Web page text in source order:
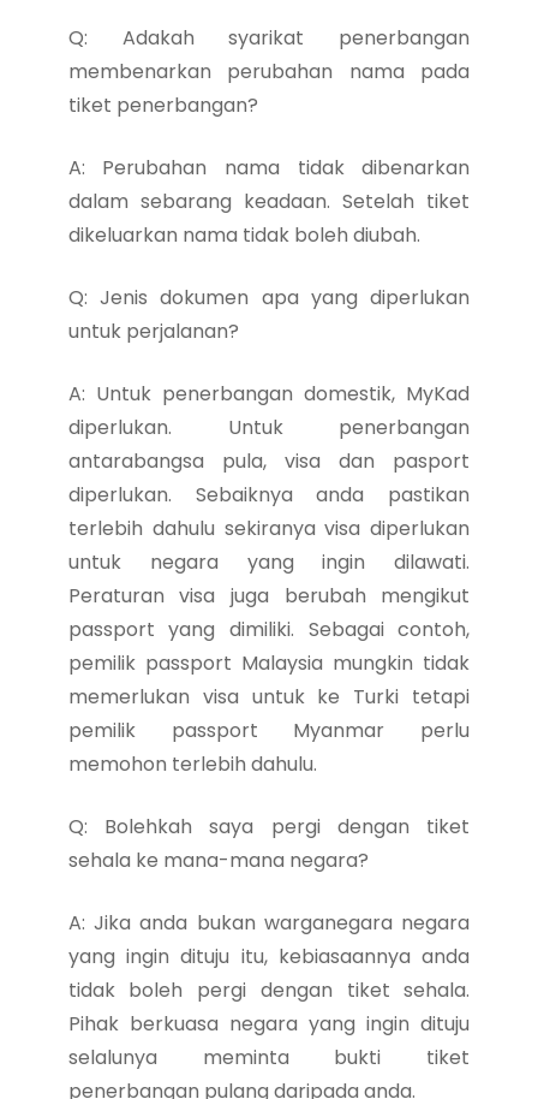
Q: Adakah syarikat penerbangan
membenarkan perubahan nama pada
tiket penerbangan?
A: Perubahan nama tidak dibenarkan
dalam sebarang keadaan. Setelah tiket
dikeluarkan nama tidak boleh diubah.
Q: Jenis dokumen apa yang diperlukan
untuk perjalanan?
A: Untuk penerbangan domestik, MyKad
diperlukan. Untuk penerbangan
antarabangsa pula, visa dan pasport
diperlukan. Sebaiknya anda pastikan
terlebih dahulu sekiranya visa diperlukan
untuk negara yang ingin dilawati.
Peraturan visa juga berubah mengikut
passport yang dimiliki. Sebagai contoh,
pemilik passport Malaysia mungkin tidak
memerlukan visa untuk ke Turki tetapi
pemilik passport Myanmar perlu
memohon terlebih dahulu.
Q: Bolehkah saya pergi dengan tiket
sehala ke mana-mana negara?
A: Jika anda bukan warganegara negara
yang ingin dituju itu, kebiasaannya anda
tidak boleh pergi dengan tiket sehala.
Pihak berkuasa negara yang ingin dituju
selalunya meminta bukti tiket
penerbangan pulang daripada anda.